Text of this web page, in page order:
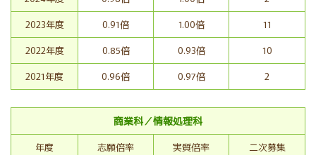
2023年度
0.91倍 1.00倍
11
2022年度
0.85倍 0.93倍
10
2021年度
0.96倍 0.97倍 2
商業科／情報処理科
年度 志願倍率 実質倍率
二次募集